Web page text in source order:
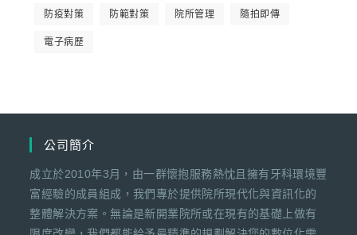
防疫對策 防範對策 院所管理 隨拍即傳
電子病歷
公司簡介
成立於2010年3月，由一群懷抱服務熱忱且擁有牙科環境豐
富經驗的成員組成，我們專於提供院所現代化與資訊化的
整體解決方案。無論是新開業院所或在現有的基礎上做有